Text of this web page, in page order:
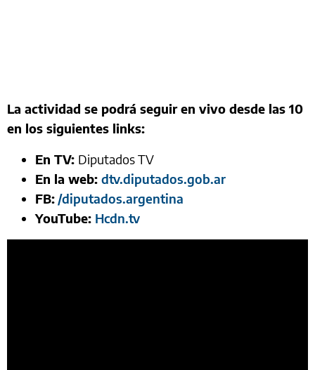
La actividad se podrá seguir en vivo desde las 10
en los siguientes links:
En TV: Diputados TV
En la web: dtv.diputados.gob.ar
FB: /diputados.argentina
YouTube: Hcdn.tv